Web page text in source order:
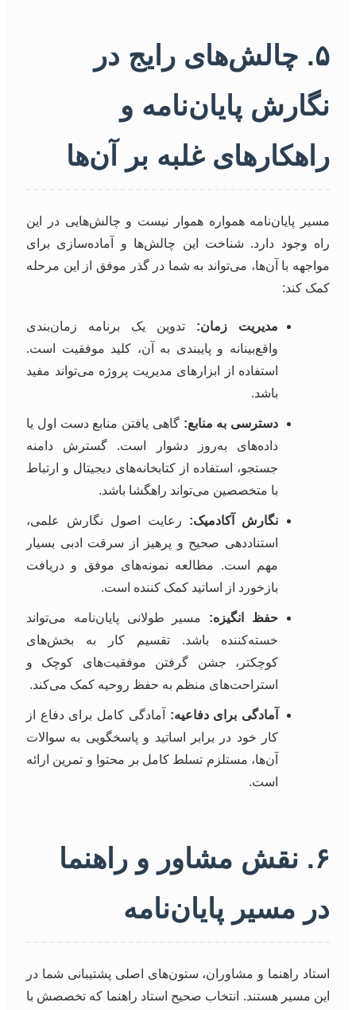
۵. چالش‌های رایج در
نگارش پایان‌نامه و
راهکارهای غلبه بر آن‌ها
مسیر پایان‌نامه همواره هموار نیست و چالش‌هایی در این
راه وجود دارد. شناخت این چالش‌ها و آماده‌سازی برای
مواجهه با آن‌ها، می‌تواند به شما در گذر موفق از این مرحله
کمک کند:
مدیریت زمان: تدوین یک برنامه زمان‌بندی
واقع‌بینانه و پایبندی به آن، کلید موفقیت است.
استفاده از ابزارهای مدیریت پروژه می‌تواند مفید
باشد.
دسترسی به منابع: گاهی یافتن منابع دست اول یا
داده‌های به‌روز دشوار است. گسترش دامنه
جستجو، استفاده از کتابخانه‌های دیجیتال و ارتباط
با متخصصین می‌تواند راهگشا باشد.
نگارش آکادمیک: رعایت اصول نگارش علمی،
استناددهی صحیح و پرهیز از سرقت ادبی بسیار
مهم است. مطالعه نمونه‌های موفق و دریافت
بازخورد از اساتید کمک کننده است.
حفظ انگیزه: مسیر طولانی پایان‌نامه می‌تواند
خسته‌کننده باشد. تقسیم کار به بخش‌های
کوچکتر، جشن گرفتن موفقیت‌های کوچک و
استراحت‌های منظم به حفظ روحیه کمک می‌کند.
آمادگی برای دفاعیه: آمادگی کامل برای دفاع از
کار خود در برابر اساتید و پاسخگویی به سوالات
آن‌ها، مستلزم تسلط کامل بر محتوا و تمرین ارائه
است.
۶. نقش مشاور و راهنما
در مسیر پایان‌نامه
استاد راهنما و مشاوران، ستون‌های اصلی پشتیبانی شما در
این مسیر هستند. انتخاب صحیح استاد راهنما که تخصصش با